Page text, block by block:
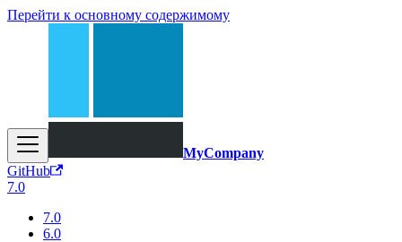
Перейти к основному содержимому
MyCompany
GitHub
7.0
7.0
6.0